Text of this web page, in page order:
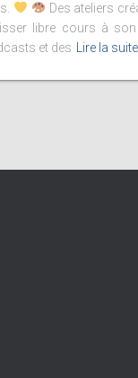
Des ateliers
libre cours à son
et des
Lire la suite…